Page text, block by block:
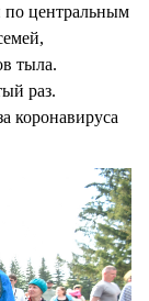
центральным
тыла.
раз.
коронавируса